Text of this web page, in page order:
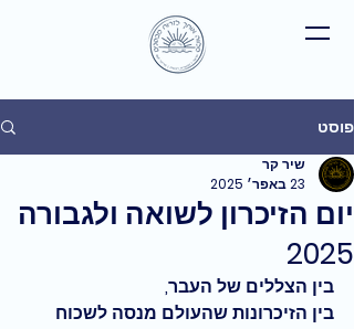
פוסט
יום הזיכרון לשואה ולגבורה
2025
שיר קר
23 באפר׳ 2025
בין הצללים של העבר,
בין הזיכרונות שהעולם מנסה לשכוח